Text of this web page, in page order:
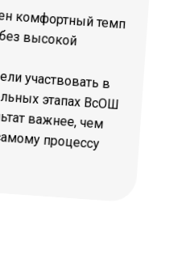
комфортный темп
без высокой
участвовать в
этапах ВсОШ
важнее, чем
процессу